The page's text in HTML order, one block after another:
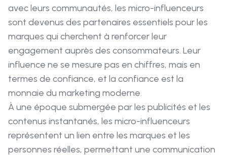
avec leurs communautés, les micro-influenceurs
sont devenus des partenaires essentiels pour les
marques qui cherchent à renforcer leur
engagement auprès des consommateurs. Leur
influence ne se mesure pas en chiffres, mais en
termes de confiance, et la confiance est la
monnaie du marketing moderne.
À une époque submergée par les publicités et les
contenus instantanés, les micro-influenceurs
représentent un lien entre les marques et les
personnes réelles, permettant une communication